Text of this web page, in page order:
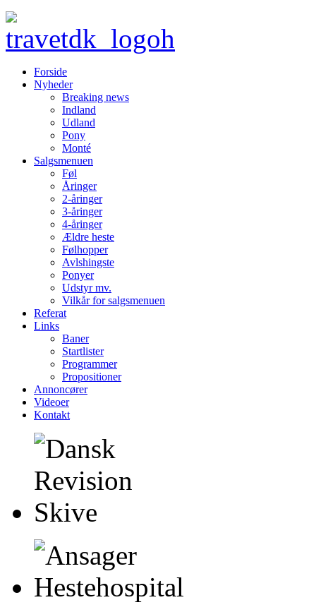
Forside
Nyheder
Breaking news
Indland
Udland
Pony
Monté
Salgsmenuen
Føl
Åringer
2-åringer
3-åringer
4-åringer
Ældre heste
Følhopper
Avlshingste
Ponyer
Udstyr mv.
Vilkår for salgsmenuen
Referat
Links
Baner
Startlister
Programmer
Propositioner
Annoncører
Videoer
Kontakt